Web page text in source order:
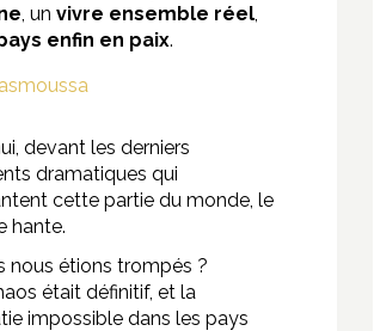
, un vivre ensemble réel
enfin en paix.
devant les derniers
dramatiques qui
cette partie du monde, le
hante.
nous étions trompés ?
était définitif, et la
impossible dans les pays